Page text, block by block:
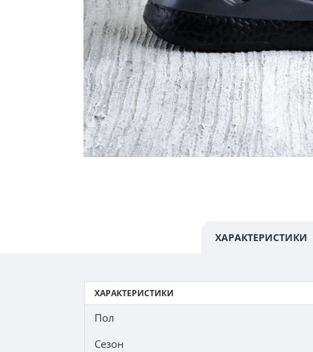
ХАРАКТЕРИСТИКИ
ХАРАКТЕРИСТИКИ
Пол
Сезон